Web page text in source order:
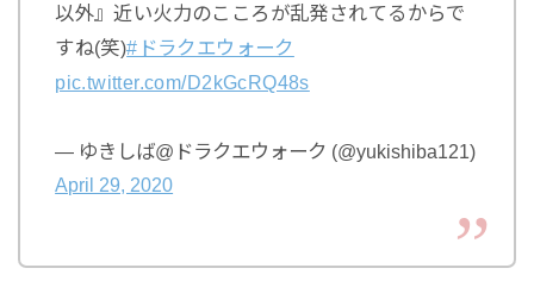
以外』近い火力のこころが乱発されてるからで
すね(笑)#ドラクエウォーク
pic.twitter.com/D2kGcRQ48s
— ゆきしば@ドラクエウォーク (@yukishiba121)
April 29, 2020